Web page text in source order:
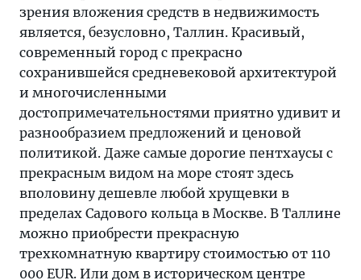
зрения вложения средств в недвижимость
является, безусловно, Таллин. Красивый,
современный город с прекрасно
сохранившейся средневековой архитектурой
и многочисленными
достопримечательностями приятно удивит и
разнообразием предложений и ценовой
политикой. Даже самые дорогие пентхаусы с
прекрасным видом на море стоят здесь
вполовину дешевле любой хрущевки в
пределах Садового кольца в Москве. В Таллине
можно приобрести прекрасную
трехкомнатную квартиру стоимостью от 110
000 EUR. Или дом в историческом центре